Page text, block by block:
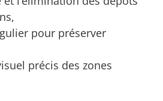
pour préserver
précis des zones